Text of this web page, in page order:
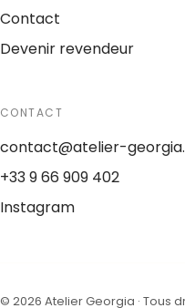
Contact
Devenir revendeur
CONTACT
contact@atelier-
+33 9 66 909 402
Instagram
© 2026 Atelier Georgia · Tous